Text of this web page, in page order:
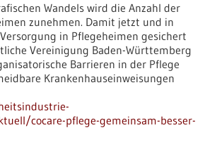
Wandels wird die Anzahl der
zunehmen. Damit jetzt und in
in Pflegeheimen gesichert
Vereinigung Baden-Württemberg
Barrieren in der Pflege
Krankenhauseinweisungen
cocare-pflege-gemeinsam-besser-